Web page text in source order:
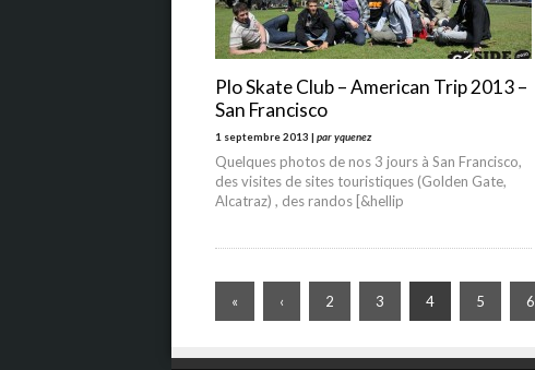
Plo Skate Club – American Trip 2013 –
San Francisco
1 septembre 2013 | par yquenez
Quelques photos de nos 3 jours à San Francisco,
des visites de sites touristiques (Golden Gate,
Alcatraz) , des randos [&hellip
« ‹ 2 3 4 5 6